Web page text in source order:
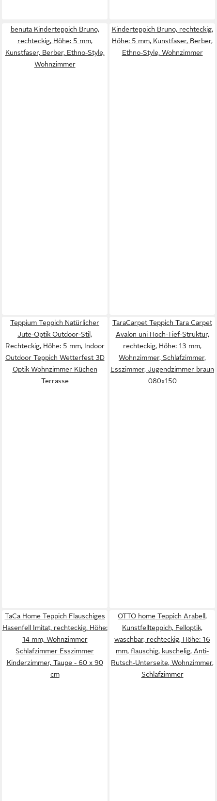
benuta Kinderteppich Bruno,
rechteckig, Höhe: 5 mm,
Kunstfaser, Berber, Ethno-Style,
Wohnzimmer
Kinderteppich Bruno, rechteckig,
Höhe: 5 mm, Kunstfaser, Berber,
Ethno-Style, Wohnzimmer
Teppium Teppich Natürlicher
Jute-Optik Outdoor-Stil,
Rechteckig, Höhe: 5 mm, Indoor
Outdoor Teppich Wetterfest 3D
Optik Wohnzimmer Küchen
Terrasse
TaraCarpet Teppich Tara Carpet
Avalon uni Hoch-Tief-Struktur,
rechteckig, Höhe: 13 mm,
Wohnzimmer, Schlafzimmer,
Esszimmer, Jugendzimmer braun
080x150
TaCa Home Teppich Flauschiges
Hasenfell Imitat, rechteckig, Höhe:
14 mm, Wohnzimmer
Schlafzimmer Esszimmer
Kinderzimmer, Taupe - 60 x 90
cm
OTTO home Teppich Arabell,
Kunstfellteppich, Felloptik,
waschbar, rechteckig, Höhe: 16
mm, flauschig, kuschelig, Anti-
Rutsch-Unterseite, Wohnzimmer,
Schlafzimmer